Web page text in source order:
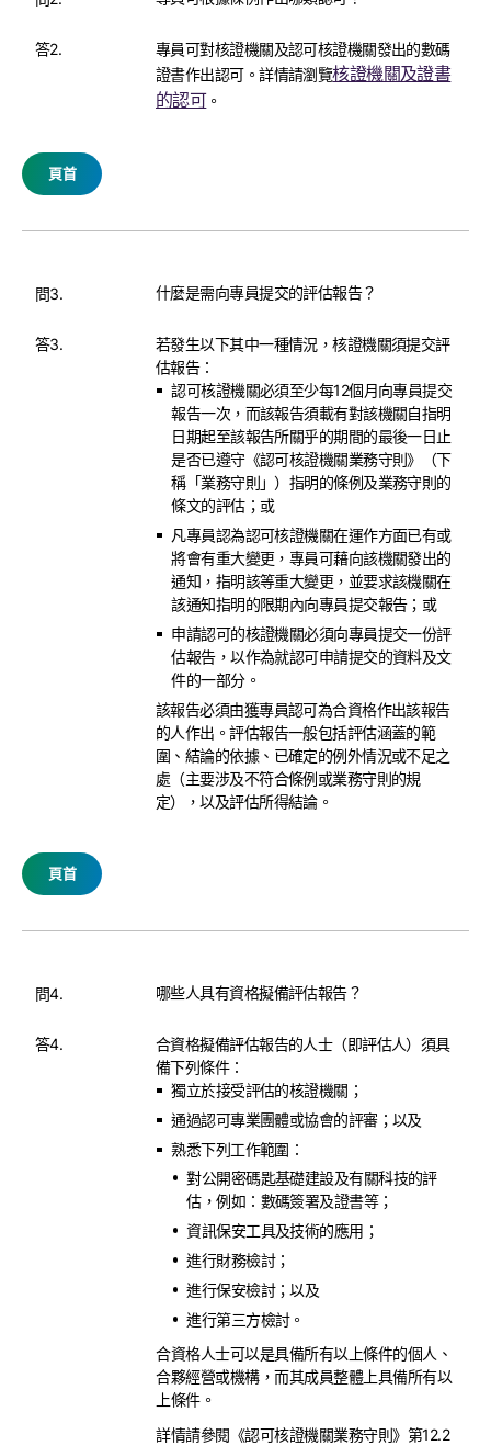
答2.
專員可對核證機關及認可核證機關發出的數碼
證書作出認可。詳情請瀏覽核證機關及證書
的認可。
頁首
問3. 什麼是需向專員提交的評估報告？
答3.
若發生以下其中一種情況，核證機關須提交評
估報告：
認可核證機關必須至少每12個月向專員提交
報告一次，而該報告須載有對該機關自指明
日期起至該報告所關乎的期間的最後一日止
是否已遵守《認可核證機關業務守則》（下
稱「業務守則」）指明的條例及業務守則的
條文的評估；或
凡專員認為認可核證機關在運作方面已有或
將會有重大變更，專員可藉向該機關發出的
通知，指明該等重大變更，並要求該機關在
該通知指明的限期內向專員提交報告；或
申請認可的核證機關必須向專員提交一份評
估報告，以作為就認可申請提交的資料及文
件的一部分。
該報告必須由獲專員認可為合資格作出該報告
的人作出。評估報告一般包括評估涵蓋的範
圍、結論的依據、已確定的例外情況或不足之
處（主要涉及不符合條例或業務守則的規
定），以及評估所得結論。
頁首
問4. 哪些人具有資格擬備評估報告？
答4.
合資格擬備評估報告的人士（即評估人）須具
備下列條件：
獨立於接受評估的核證機關；
通過認可專業團體或協會的評審；以及
熟悉下列工作範圍：
對公開密碼匙基礎建設及有關科技的評
估，例如：數碼簽署及證書等；
資訊保安工具及技術的應用；
進行財務檢討；
進行保安檢討；以及
進行第三方檢討。
合資格人士可以是具備所有以上條件的個人、
合夥經營或機構，而其成員整體上具備所有以
上條件。
詳情請參閱《認可核證機關業務守則》第12.2